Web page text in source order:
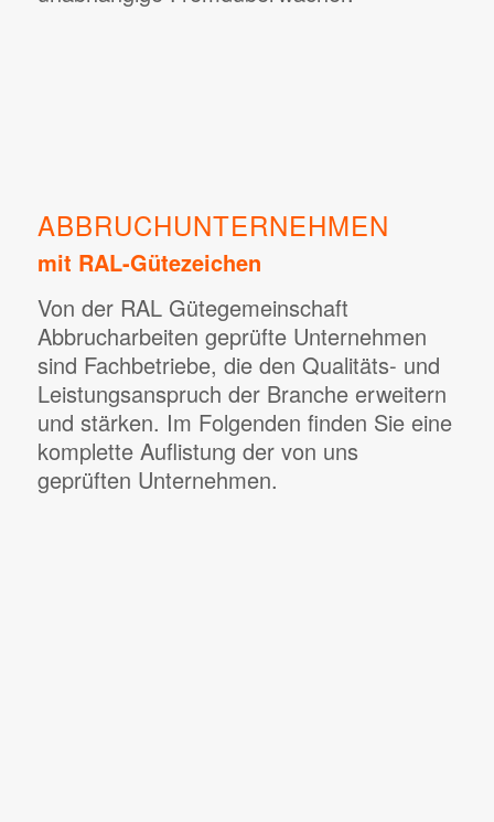
ABBRUCHUNTERNEHMEN
mit RAL-Gütezeichen
Von der RAL Gütegemeinschaft
Abbrucharbeiten geprüfte Unternehmen
sind Fachbetriebe, die den Qualitäts- und
Leistungsanspruch der Branche erweitern
und stärken. Im Folgenden finden Sie eine
komplette Auflistung der von uns
geprüften Unternehmen.